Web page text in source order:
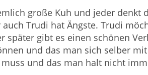
große Kuh und jeder denkt
Trudi hat Ängste. Trudi
später gibt es einen schönen
und das man sich selber
und das man halt nicht